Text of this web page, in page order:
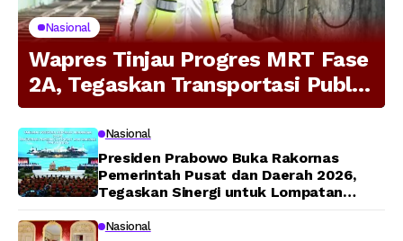
Nasional
Wapres Tinjau Progres MRT Fase
2A, Tegaskan Transportasi Publik
Modern Jadi Prioritas Nasional
Nasional
Presiden Prabowo Buka Rakornas
Pemerintah Pusat dan Daerah 2026,
Tegaskan Sinergi untuk Lompatan
Nasional